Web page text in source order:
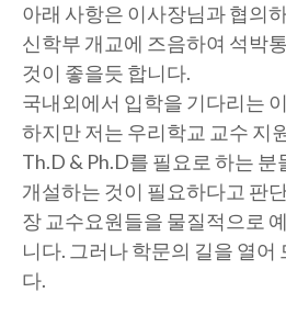
아래 사항은 이사장님과 협의
신학부 개교에 즈음하여 석박
것이 좋을듯 합니다.
국내외에서 입학을 기다리는
하지만 저는 우리학교 교수 지
Th.D & Ph.D를 필요로 하는 분
개설하는 것이 필요하다고 판
장 교수요원들을 물질적으로
니다. 그러나 학문의 길을 열어
다.